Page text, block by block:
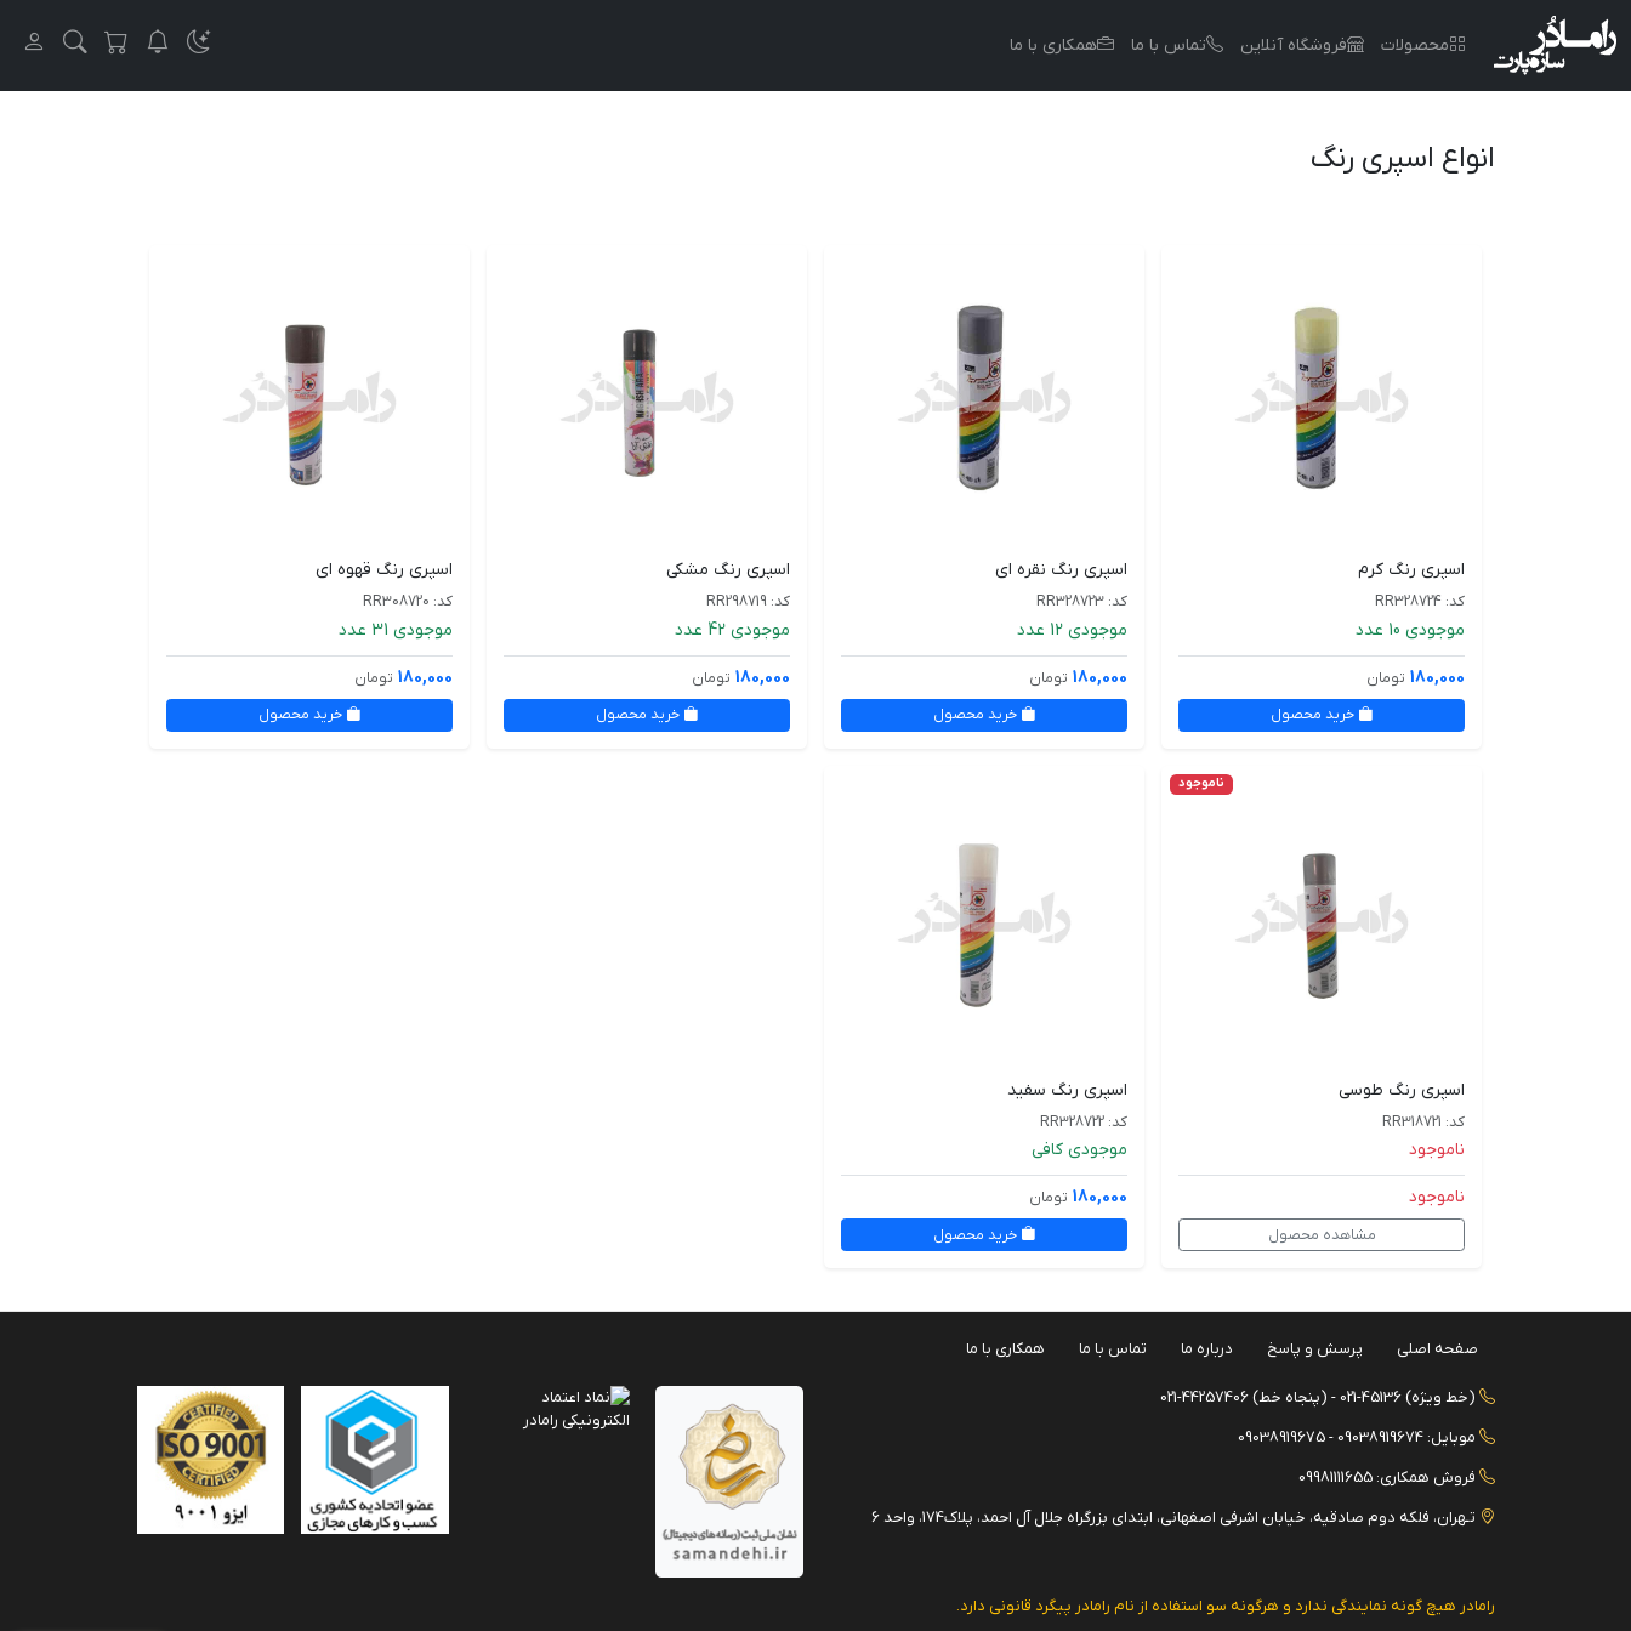
محصولات فروشگاه آنلاین تماس با ما همکاری با ما
انواع اسپری رنگ
اسپری رنگ کرم
کد: RR328724
موجودی 10 عدد
180,000 تومان
خرید محصول
اسپری رنگ نقره ای
کد: RR328723
موجودی 12 عدد
180,000 تومان
خرید محصول
اسپری رنگ مشکی
کد: RR298719
موجودی 42 عدد
180,000 تومان
خرید محصول
اسپری رنگ قهوه ای
کد: RR308720
موجودی 31 عدد
180,000 تومان
خرید محصول
ناموجود
اسپری رنگ طوسی
کد: RR318721
ناموجود
ناموجود
مشاهده محصول
اسپری رنگ سفید
کد: RR328722
موجودی کافی
180,000 تومان
خرید محصول
صفحه اصلی پرسش و پاسخ درباره ما تماس با ما همکاری با ما
(خط ویژه) 45136-021 - (پنجاه خط) 44257406-021
موبایل: 09038919674 - 09038919675
فروش همکاری: 09981111655
تـهران، فلکه دوم صادقیه، خیابان اشرفی اصفهانی، ابتدای بزرگراه جلال آل احمد، پلاک174، واحد 6
رامادر هیچ گونه نمایندگی ندارد و هرگونه سو استفاده از نام رامادر پیگرد قانونی دارد.